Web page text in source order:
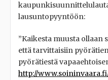
lausuntopyyntöön:
”Kaikesta muusta ollaan
että tarvittaisiin
pyörätiestä
http://